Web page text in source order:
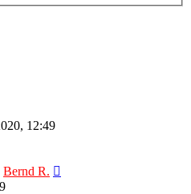
12:49
Bernd R.